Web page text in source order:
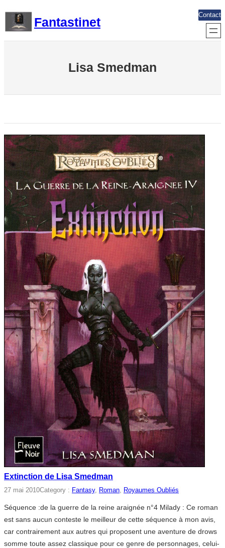
contenu
Fantastinet
Contact
Lisa Smedman
Extinction de Lisa Smedman
27 mai 2010Category : Fantasy, Roman, Royaumes Oubliés
Séquence :de la guerre de la reine araignée n°4 Milady : Ce roman
est sans aucun conteste le meilleur de cette séquence à mon avis,
car contrairement aux autres qui proposent une aventure de drows
somme toute assez classique pour ce genre de personnages, celui-